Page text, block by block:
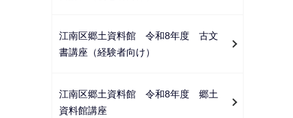
江南区郷土資料館 令和8年度 古文
書講座（経験者向け）
江南区郷土資料館 令和8年度 郷土
資料館講座